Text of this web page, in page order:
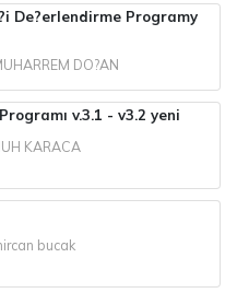
De?erlendirme Programy
DO?AN
v.3.1 - v3.2 yeni
KARACA
bucak